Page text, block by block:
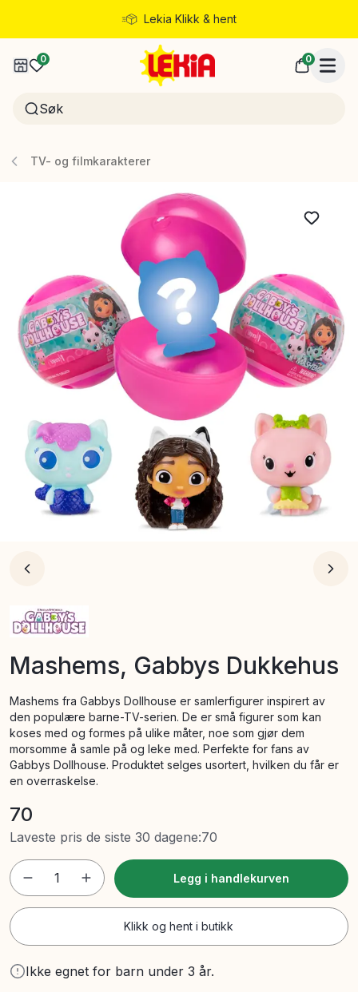
Lekia Klikk & hent
Rask levering
0 0
TV- og filmkarakterer
Mashems, Gabbys Dukkehus
Mashems fra Gabbys Dollhouse er samlerfigurer inspirert av
den populære barne-TV-serien. De er små figurer som kan
koses med og formes på ulike måter, noe som gjør dem
morsomme å samle på og leke med. Perfekte for fans av
Gabbys Dollhouse. Produktet selges usortert, hvilken du får er
en overraskelse.
70
Laveste pris de siste 30 dagene:70
1 Legg i handlekurven
Klikk og hent i butikk
Ikke egnet for barn under 3 år.